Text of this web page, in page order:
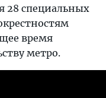
28 специальных
время
метро.